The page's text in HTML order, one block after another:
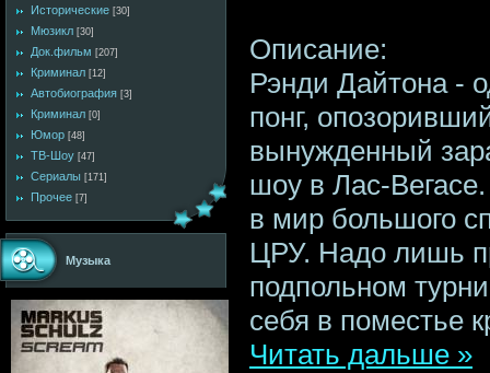
Исторические [30]
Мюзикл [30]
Док.фильм [207]
Криминал [12]
Автобиография [3]
Криминал [0]
Юмор [48]
ТВ-Шоу [47]
Сериалы [171]
Прочее [7]
Музыка
Описание:
Рэнди Дайтона -
понг,
вынужденный
шоу в Лас-
в мир большого
ЦРУ. Надо лишь
подпольном
себя в поместье
Читать дальше »